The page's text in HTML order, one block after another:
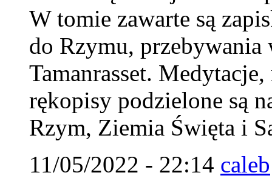
W tomie zawarte są
do Rzymu,
Tamanrasset.
rękopisy podzielone są
Rzym, Ziemia Święta i
11/05/2022 - 22:14 caleb